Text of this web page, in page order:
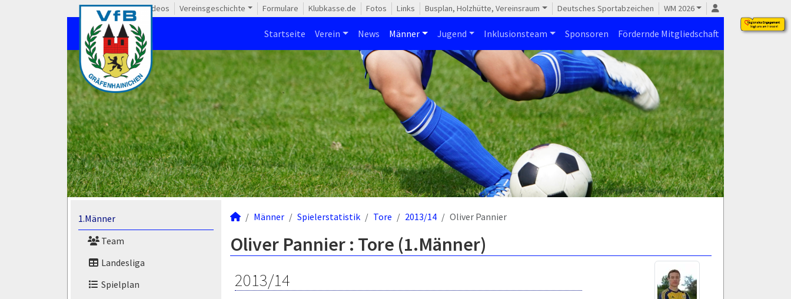
Videos Vereinsgeschichte Formulare Klubkasse.de Fotos Links Busplan, Holzhütte, Vereinsraum Deutsches Sportabzeichen WM 2026
Startseite Verein News Männer Jugend Inklusionsteam Sponsoren Fördernde Mitgliedschaft
1.Männer
Team
Landesliga
Spielplan
Männer Spielerstatistik Tore 2013/14 Oliver Pannier
Oliver Pannier : Tore (1.Männer)
2013/14